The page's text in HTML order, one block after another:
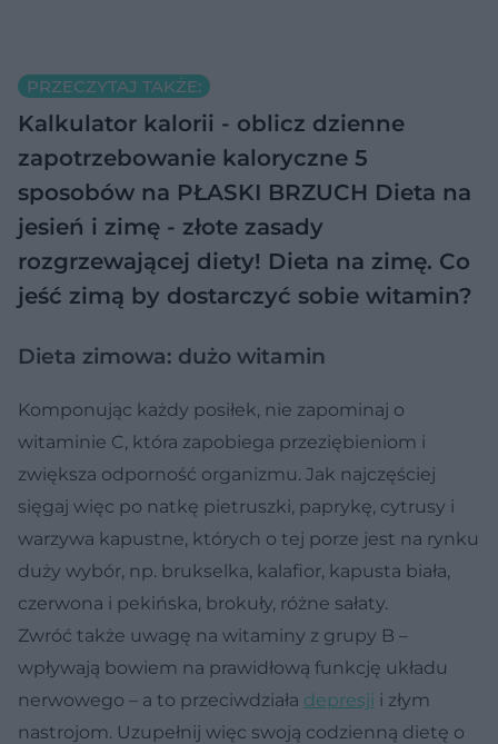
PRZECZYTAJ TAKŻE:
Kalkulator kalorii - oblicz dzienne
zapotrzebowanie kaloryczne 5
sposobów na PŁASKI BRZUCH Dieta na
jesień i zimę - złote zasady
rozgrzewającej diety! Dieta na zimę. Co
jeść zimą by dostarczyć sobie witamin?
Dieta zimowa: dużo witamin
Komponując każdy posiłek, nie zapominaj o
witaminie C, która zapobiega przeziębieniom i
zwiększa odporność organizmu. Jak najczęściej
sięgaj więc po natkę pietruszki, paprykę, cytrusy i
warzywa kapustne, których o tej porze jest na rynku
duży wybór, np. brukselka, kalafior, kapusta biała,
czerwona i pekińska, brokuły, różne sałaty.
Zwróć także uwagę na witaminy z grupy B –
wpływają bowiem na prawidłową funkcję układu
nerwowego – a to przeciwdziała depresji i złym
nastrojom. Uzupełnij więc swoją codzienną dietę o